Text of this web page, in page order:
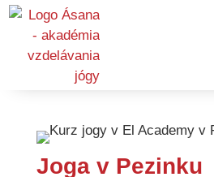
Joga v Pezinku